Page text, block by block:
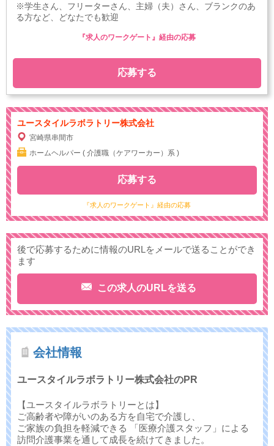
※学生さん、フリーターさん、主婦（夫）さん、ブランクのあ
る方など、どなたでも歓迎
応募する
『求人のワークゲート』経由の応募
ユースタイルラボラトリー株式会社
宮崎県串間市
ホームヘルパー ( 介護職（ケアワーカー）系 )
『求人のワークゲート』経由の応募
応募する
後で応募するために情報のURLをメールで送ることができ
ます
この求人のURLを送る
会社情報
ユースタイルラボラトリー株式会社のPR
【ユースタイルラボラトリーとは】
ご高齢者や障がいのある方を自宅で介護し、
ご家族の負担を軽減できる 「医療介護スタッフ」による
訪問介護事業を通して成長を続けてきました。